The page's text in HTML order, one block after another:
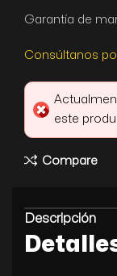
Garantía de
Consúltanos
este
Compare
Descripción